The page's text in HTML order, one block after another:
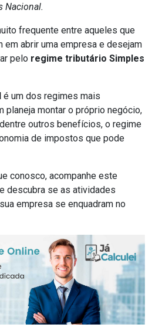
Nacional.
frequente entre aqueles que
em abrir uma empresa e desejam
pelo regime tributário Simples
é um dos regimes mais
planeja montar o próprio negócio,
outros benefícios, o regime
de impostos que pode
conosco, acompanhe este
descubra se as atividades
empresa se enquadram no